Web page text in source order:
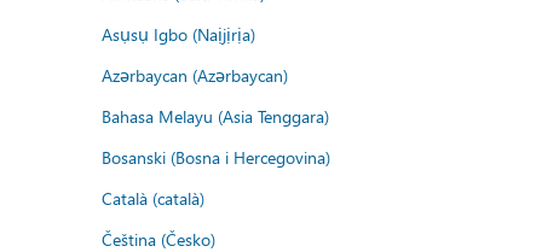
Asụsụ Igbo (Naịjịrịa)
Azərbaycan (Azərbaycan)
Bahasa Melayu (Asia Tenggara)
Bosanski (Bosna i Hercegovina)
Català (català)
Čeština (Česko)